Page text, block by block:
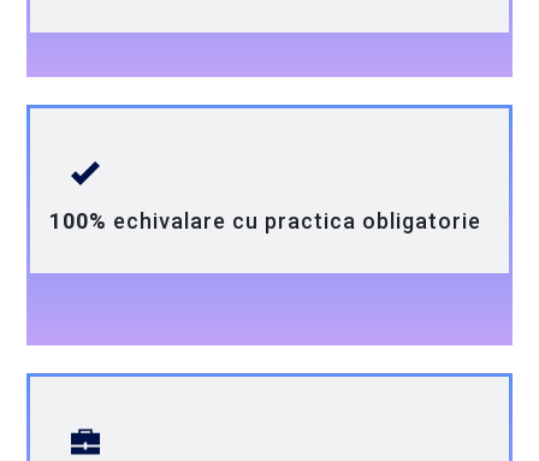
100% echivalare cu practica obligatorie